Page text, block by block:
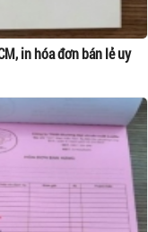
in hóa đơn bán lẻ uy